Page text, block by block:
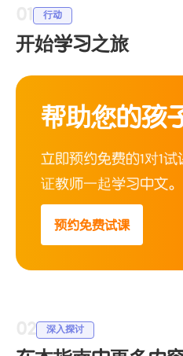
行动
开始学习之旅
帮助您的孩
立即预约免费的1对1
证教师一起学习中文。
预约免费试课
深入探讨